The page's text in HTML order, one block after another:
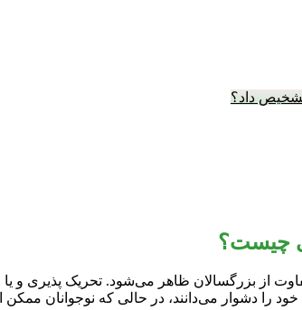
داد؟
چیست؟
از بزرگسالان ظاهر می‌شود. تحریک پذیری و یا
را دشوار می‌دانند، در حالی که نوجوانان